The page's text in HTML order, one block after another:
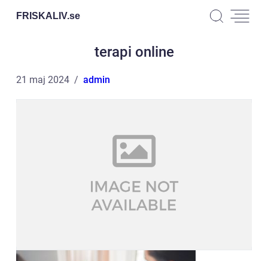
FRISKALIV.se
terapi online
21 maj 2024 admin